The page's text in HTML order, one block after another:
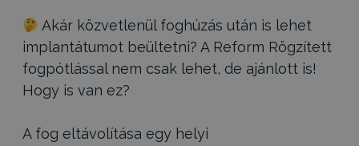
Akár közvetlenül foghúzás után is lehet
implantátumot beültetni? A Reform Rögzített
fogpótlással nem csak lehet, de ajánlott is!
Hogy is van ez?
A fog eltávolítása egy helyi